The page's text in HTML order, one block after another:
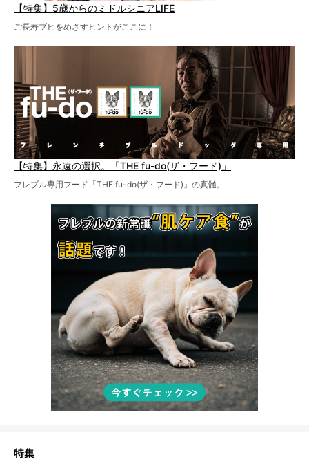
【特集】5歳からのミドルシニアLIFE
ご長寿ブヒをめざすヒントがここに！
【特集】永遠の選択。「THE fu-do(ザ・フード)」
フレブル専用フード「THE fu-do(ザ・フード)」の真髄。
特集